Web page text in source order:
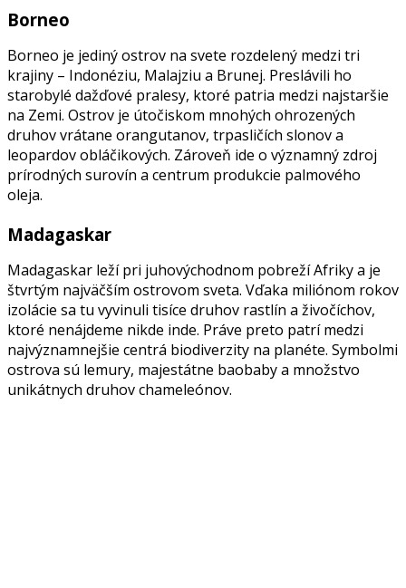
Borneo
Borneo je jediný ostrov na svete rozdelený medzi tri
krajiny – Indonéziu, Malajziu a Brunej. Preslávili ho
starobylé dažďové pralesy, ktoré patria medzi najstaršie
na Zemi. Ostrov je útočiskom mnohých ohrozených
druhov vrátane orangutanov, trpasličích slonov a
leopardov obláčikových. Zároveň ide o významný zdroj
prírodných surovín a centrum produkcie palmového
oleja.
Madagaskar
Madagaskar leží pri juhovýchodnom pobreží Afriky a je
štvrtým najväčším ostrovom sveta. Vďaka miliónom rokov
izolácie sa tu vyvinuli tisíce druhov rastlín a živočíchov,
ktoré nenájdeme nikde inde. Práve preto patrí medzi
najvýznamnejšie centrá biodiverzity na planéte. Symbolmi
ostrova sú lemury, majestátne baobaby a množstvo
unikátnych druhov chameleónov.